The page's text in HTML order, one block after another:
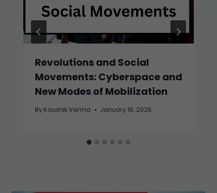
Revolutions and Social
Movements: Cyberspace and
New Modes of Mobilization
By Kaushik Verma January 16, 2026